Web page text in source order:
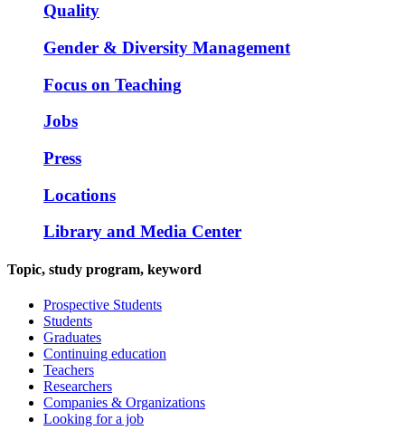
Quality
Gender & Diversity Management
Focus on Teaching
Jobs
Press
Locations
Library and Media Center
Topic, study program, keyword
Prospective Students
Students
Graduates
Continuing education
Teachers
Researchers
Companies & Organizations
Looking for a job